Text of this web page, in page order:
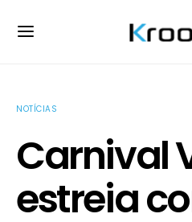
NOTÍCIAS
Carnival
estreia